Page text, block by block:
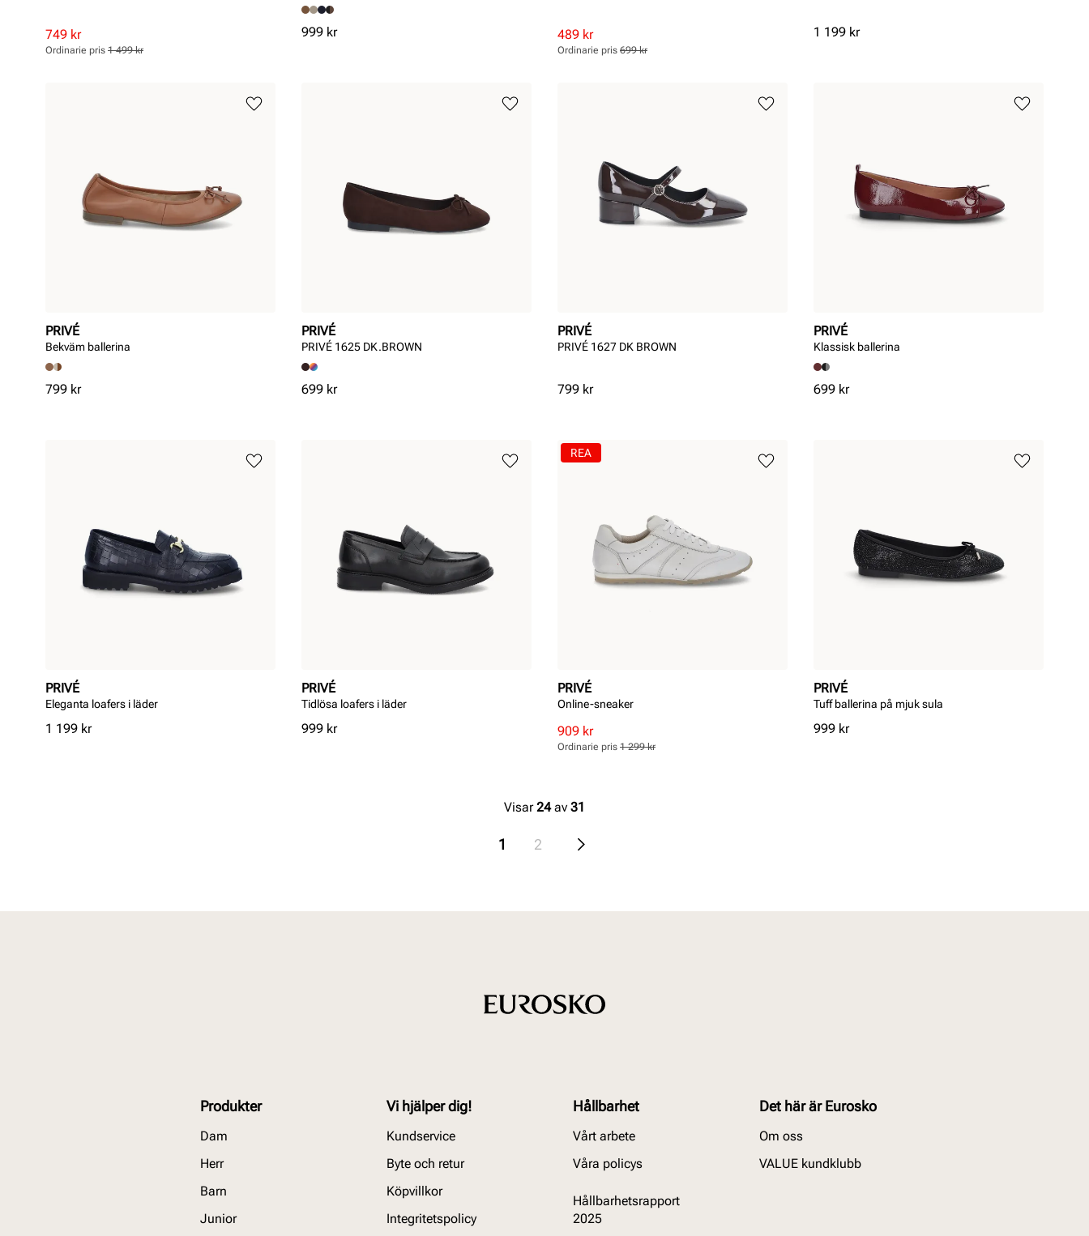
Rabatterat
pris
749 kr
Ordinarie
pris
Ordinarie pris 1 499 kr
Pris
999 kr
Rabatterat
pris
489 kr
Ordinarie
pris
Ordinarie pris 699 kr
Pris
1 199 kr
PRIVÉ
Bekväm ballerina
Pris
799 kr
PRIVÉ
PRIVÉ 1625 DK.BROWN
Pris
699 kr
PRIVÉ
PRIVÉ 1627 DK BROWN
Pris
799 kr
PRIVÉ
Klassisk ballerina
Pris
699 kr
PRIVÉ
Eleganta loafers i läder
Pris
1 199 kr
PRIVÉ
Tidlösa loafers i läder
Pris
999 kr
PRIVÉ
Online-sneaker
Rabatterat
pris
909 kr
Ordinarie
pris
Ordinarie pris 1 299 kr
REA
PRIVÉ
Tuff ballerina på mjuk sula
Pris
999 kr
Visar24av 31
1 2
Produkter
Dam
Herr
Barn
Junior
Vi hjälper dig!
Kundservice
Byte och retur
Köpvillkor
Integritetspolicy
Hållbarhet
Vårt arbete
Våra policys
Hållbarhetsrapport
2025
Det här är Eurosko
Om oss
VALUE kundklubb